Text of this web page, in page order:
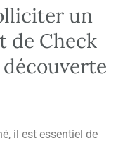
un
de Check
il est essentiel de